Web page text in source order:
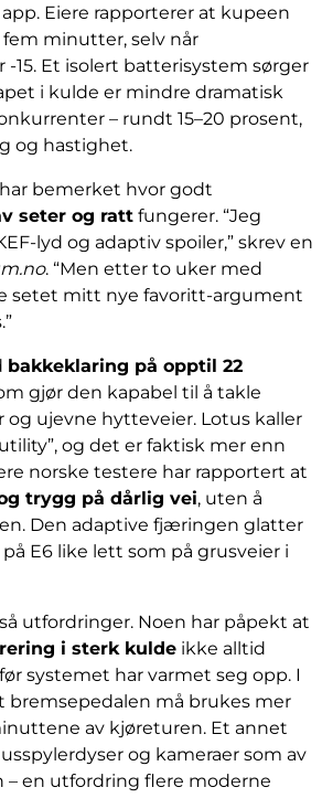
Eiere rapporterer at kupeen
minutter, selv når
-15. Et isolert batterisystem sørger
i kulde er mindre dramatisk
– rundt 15–20 prosent,
og hastighet.
bemerket hvor godt
seter og ratt fungerer. “Jeg
lyd og adaptiv spoiler,” skrev en
. “Men etter to uker med
setet mitt nye favoritt-argument
bakkeklaring på opptil 22
gjør den kapabel til å takle
og ujevne hytteveier. Lotus kaller
og det er faktisk mer enn
norske testere har rapportert at
trygg på dårlig vei, uten å
Den adaptive fjæringen glatter
E6 like lett som på grusveier i
utfordringer. Noen har påpekt at
i sterk kulde ikke alltid
systemet har varmet seg opp. I
bremsepedalen må brukes mer
av kjøreturen. Et annet
og kameraer som av
– en utfordring flere moderne